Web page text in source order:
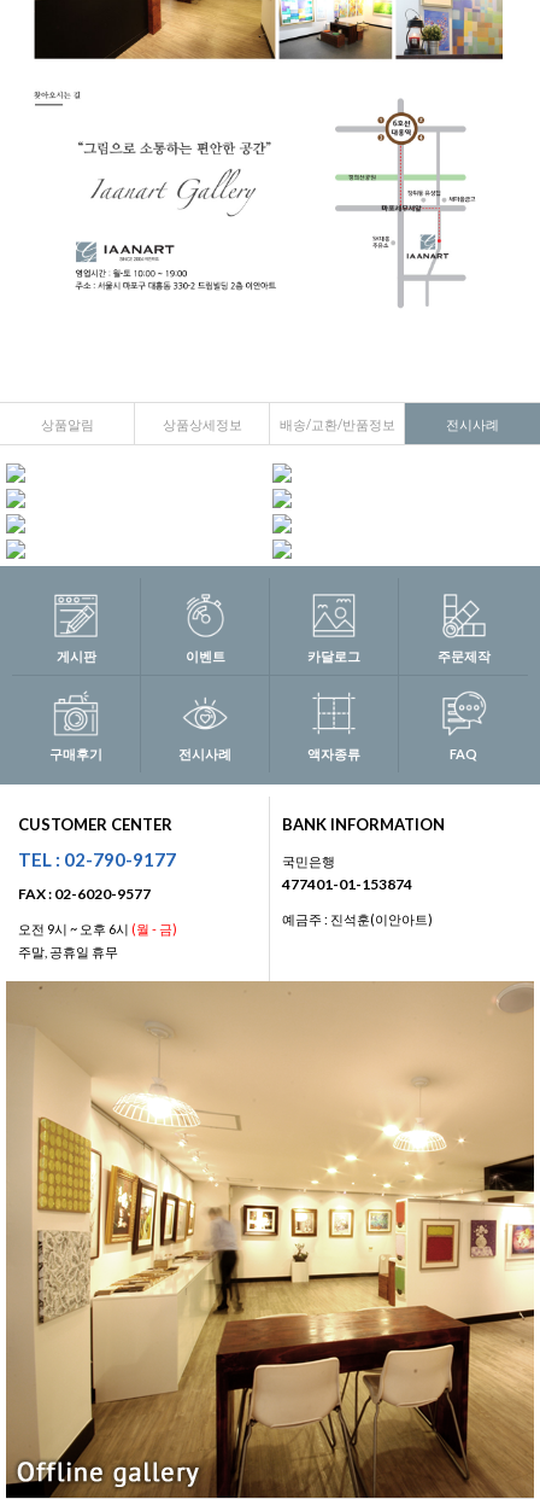
상품알림 상품상세정보 배송/교환/반품정보 전시사례
게시판 이벤트 카달로그 주문제작
구매후기 전시사례 액자종류 FAQ
CUSTOMER CENTER
TEL : 02-790-9177
FAX : 02-6020-9577
오전 9시 ~ 오후 6시 (월 - 금)
주말, 공휴일 휴무
BANK INFORMATION
국민은행
477401-01-153874
예금주 : 진석훈(이안아트)